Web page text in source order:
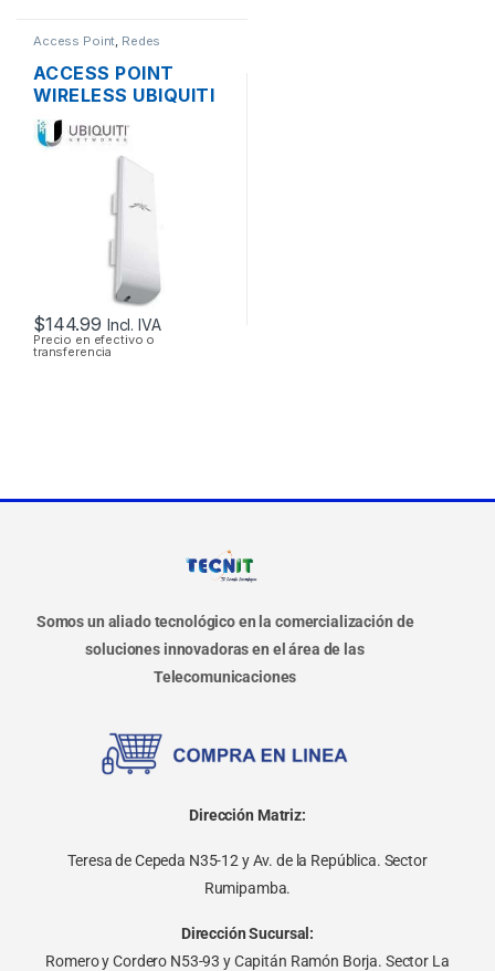
Access Point, Redes
ACCESS POINT
WIRELESS UBIQUITI
NANOSTATION M5
AIRMAX 5GHZ 16DBI
MIMO 500MW
OUTDOOR
$144.99 Incl. IVA
Precio en efectivo o
transferencia
Somos un aliado tecnológico en la comercialización de
soluciones innovadoras en el área de las
Telecomunicaciones
Dirección Matriz:
Teresa de Cepeda N35-12 y Av. de la República. Sector
Rumipamba.
Dirección Sucursal:
Romero y Cordero N53-93 y Capitán Ramón Borja. Sector La